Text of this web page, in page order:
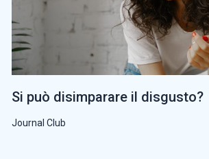
Si può disimparare il disgusto?
Journal Club